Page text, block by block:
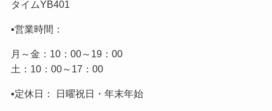
タイムYB401
▪️営業時間：
月～金：10：00～19：00
土：10：00～17：00
▪️定休日： 日曜祝日・年末年始